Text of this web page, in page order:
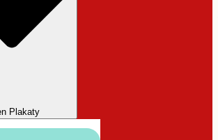
Plakaty